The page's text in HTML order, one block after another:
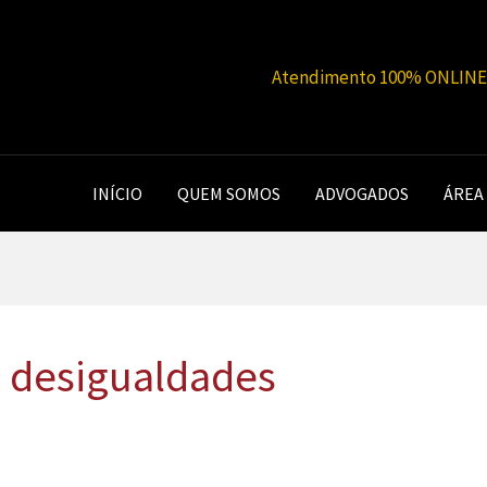
Atendimento 100%
INÍCIO QUEM SOMOS ADVOGADOS